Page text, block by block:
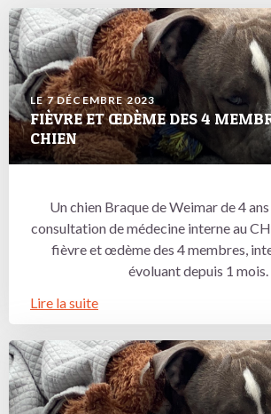
LE 7 DÉCEMBRE 2023
FIÈVRE ET ŒDÈME DES 4
CHIEN
Un chien Braque de Weimar de 4
consultation de médecine interne au
fièvre et œdème des 4 membres,
évoluant depuis 1 mois.
Lire la suite